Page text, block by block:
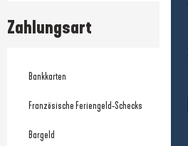
Zahlungsart
Bankkarten
Französische Feriengeld-Schecks
Bargeld